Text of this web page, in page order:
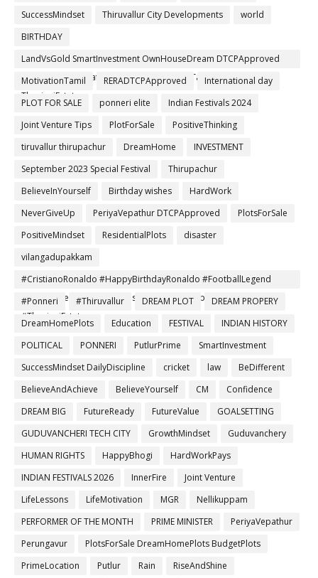
SuccessMindset
Thiruvallur City Developments
world
BIRTHDAY
LandVsGold SmartInvestment OwnHouseDream DTCPApproved
RERARegistered SafeInvestment RealEstateTamil Thiruvallur
ThanigaiEstates
MotivationTamil RERADTCPApproved
International day
PLOT FOR SALE
ponneri elite
Indian Festivals 2024
Joint Venture Tips
PlotForSale
PositiveThinking
tiruvallur thirupachur
DreamHome
INVESTMENT
September 2023 Special Festival
Thirupachur
BelieveInYourself
Birthday wishes
HardWork
NeverGiveUp
PeriyaVepathur DTCPApproved
PlotsForSale
PositiveMindset
ResidentialPlots
disaster
vilangadupakkam
#CristianoRonaldo #HappyBirthdayRonaldo #FootballLegend
#NeverGiveUp #Leader #Inspiration #ChampionsMindset
#ThanigaiEstates
#Ponneri #Thiruvallur DREAM PLOT
DREAM PROPERY
DreamHomePlots
Education FESTIVAL
INDIAN HISTORY
POLITICAL
PONNERI PutlurPrime
SmartInvestment
SuccessMindset DailyDiscipline
cricket law
BeDifferent
BelieveAndAchieve
BelieveYourself CM
Confidence
DREAM BIG
FutureReady FutureValue
GOALSETTING
GUDUVANCHERI TECH CITY
GrowthMindset
Guduvanchery
HUMAN RIGHTS
HappyBhogi
HardWorkPays
INDIAN FESTIVALS 2026
InnerFire
Joint Venture
LifeLessons
LifeMotivation MGR
Nellikuppam
PERFORMER OF THE MONTH
PRIME MINISTER
PeriyaVepathur
Perungavur
PlotsForSale DreamHomePlots BudgetPlots
PrimeLocation
Putlur Rain
RiseAndShine